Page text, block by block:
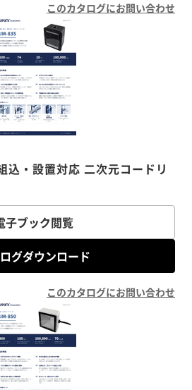
このカタログにお問い合わせ
・設置対応 二次元コードリ
子ブック閲覧
グダウンロード
このカタログにお問い合わせ